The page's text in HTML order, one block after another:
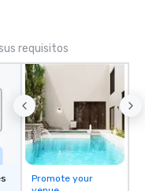
requisitos
Promote your